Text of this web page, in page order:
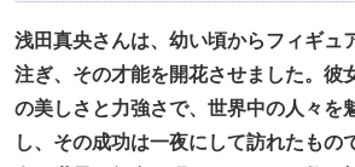
浅田真央さんは、幼い頃からフィギュ
注ぎ、その才能を開花させました。彼
の美しさと力強さで、世界中の人々を
し、その成功は一夜にして訪れたもの